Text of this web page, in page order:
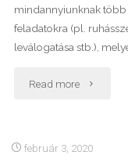
mindannyiunknak több
feladatokra (pl.
leválogatása stb.),
Read more "Letölthető
Füzet
február 3, 2020